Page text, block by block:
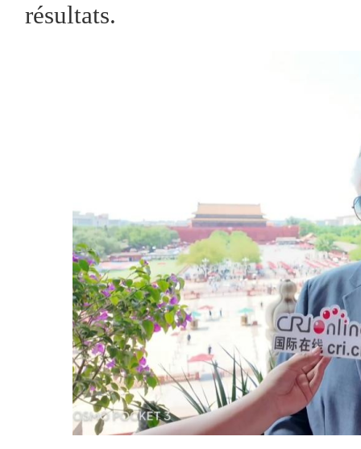
résultats.